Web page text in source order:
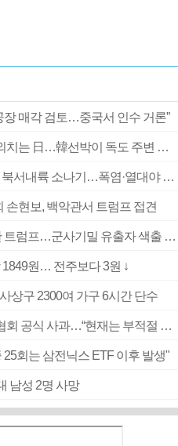
장 매각 검토…중국서 인수 거론”
[속보] 여전히 ‘독도는 우리땅’ 외치는 日…韓선박이 독도 주변 해양조사 활동하자 반발
부산 울산 경남 구름 많고 경남 북서내륙 소나기…폭염·열대야 계속
손현보, 백악관서 트럼프 접견
‘탄약 부족 사태’ 보도에 격노한 트럼프…군사기밀 유출자 색출 지시
1849원… 전주보다 3원 ↓
상구 2300여 가구 6시간 단수
[속보] ‘심판 성접대’ 논란 축구협회 공식 사과…“현재는 부적절 행위 없어”
회는 삼전닉스 ETF 이후 발생"
남성 2명 사망